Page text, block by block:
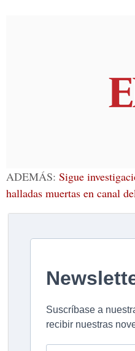
ADEMÁS: Sigue
halladas muertas en canal